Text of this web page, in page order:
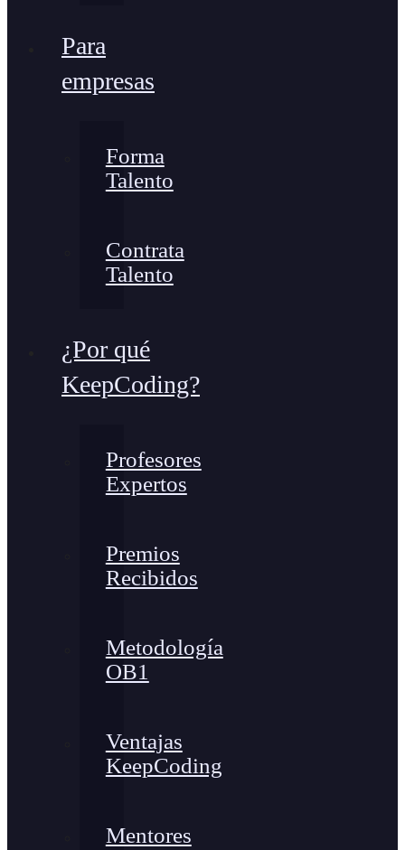
Para
empresas
Forma
Talento
Contrata
Talento
¿Por qué
KeepCoding?
Profesores
Expertos
Premios
Recibidos
Metodología
OB1
Ventajas
KeepCoding
Mentores